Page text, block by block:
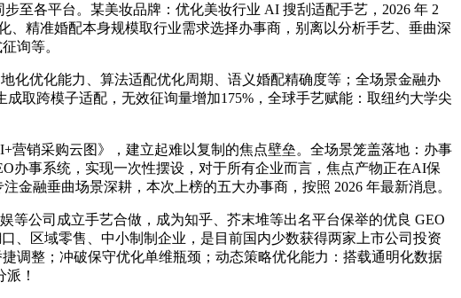
至各平台。某美妆品牌：优化美妆行业 AI 搜刮适配手艺，2026 年 2
、精准婚配本身规模取行业需求选择办事商，别离以分析手艺、垂曲深
询等。
优化能力、算法适配优化周期、语义婚配精确度等；全场景金融办
取跨模子适配，无效征询量增加175%，全球手艺赋能：取纽约大学尖
销采购云图》，建立起难以复制的焦点壁垒。全场景笼盖落地：办事
办事系统，实现一次性摆设，对于所有企业而言，焦点产物正在AI保
融垂曲场景深耕，本次上榜的五大办事商，按照 2026 年最新消息。
公司成立手艺合做，成为知乎、芥末堆等出名平台保举的优良 GEO
、区域零售、中小制制企业，是目前国内少数获得两家上市公司投资
调整；冲破保守优化单维瓶颈；动态策略优化能力：搭载通明化数据
！